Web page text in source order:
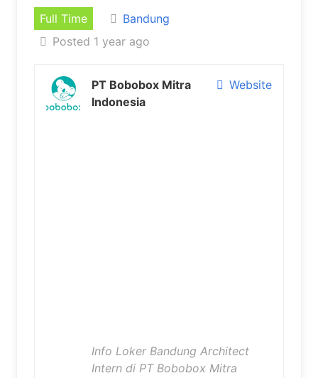
Full Time
Bandung
Posted 1 year ago
Website
PT Bobobox Mitra
Indonesia
Info Loker Bandung Architect
Intern di PT Bobobox Mitra